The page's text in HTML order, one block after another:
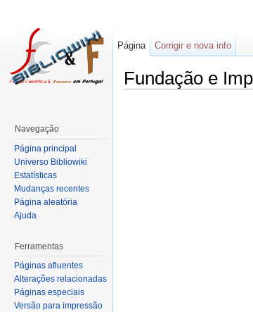
Fundação e
Página Corrigir e nova info
Navegação
Página principal
Universo Bibliowiki
Estatísticas
Mudanças recentes
Página aleatória
Ajuda
Ferramentas
Páginas afluentes
Alterações relacionadas
Páginas especiais
Versão para impressão